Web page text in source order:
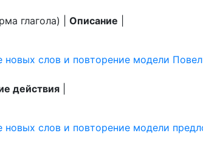
глагола) | Описание
новых слов и повторение модели
действия
новых слов и повторение модели